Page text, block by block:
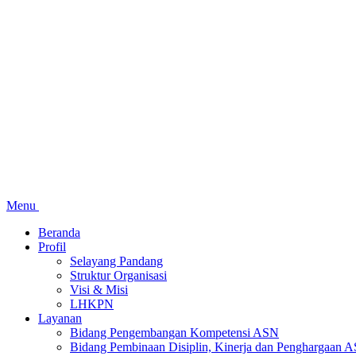
Menu
Beranda
Profil
Selayang Pandang
Struktur Organisasi
Visi & Misi
LHKPN
Layanan
Bidang Pengembangan Kompetensi ASN
Bidang Pembinaan Disiplin, Kinerja dan Penghargaan